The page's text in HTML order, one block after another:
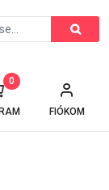
FIÓKOM
0